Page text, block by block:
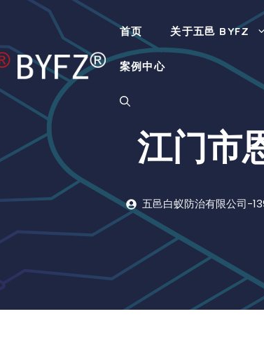
首页 关于五邑 BYFZ
案例中心
江门市
五邑白蚁防治有限公司-